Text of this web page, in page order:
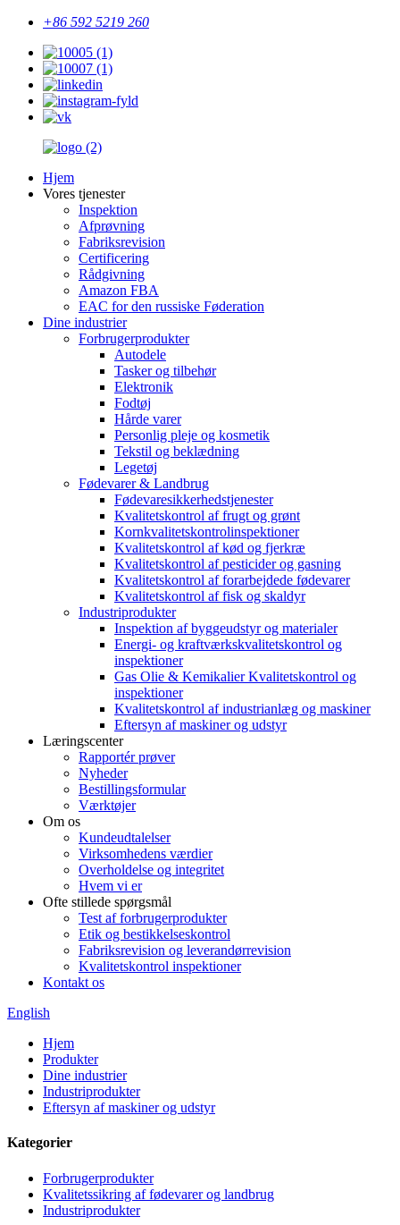
+86 592 5219 260
Hjem
Vores tjenester
Inspektion
Afprøvning
Fabriksrevision
Certificering
Rådgivning
Amazon FBA
EAC for den russiske Føderation
Dine industrier
Forbrugerprodukter
Autodele
Tasker og tilbehør
Elektronik
Fodtøj
Hårde varer
Personlig pleje og kosmetik
Tekstil og beklædning
Legetøj
Fødevarer & Landbrug
Fødevaresikkerhedstjenester
Kvalitetskontrol af frugt og grønt
Kornkvalitetskontrolinspektioner
Kvalitetskontrol af kød og fjerkræ
Kvalitetskontrol af pesticider og gasning
Kvalitetskontrol af forarbejdede fødevarer
Kvalitetskontrol af fisk og skaldyr
Industriprodukter
Inspektion af byggeudstyr og materialer
Energi- og kraftværkskvalitetskontrol og
inspektioner
Gas Olie & Kemikalier Kvalitetskontrol og
inspektioner
Kvalitetskontrol af industrianlæg og maskiner
Eftersyn af maskiner og udstyr
Læringscenter
Rapportér prøver
Nyheder
Bestillingsformular
Værktøjer
Om os
Kundeudtalelser
Virksomhedens værdier
Overholdelse og integritet
Hvem vi er
Ofte stillede spørgsmål
Test af forbrugerprodukter
Etik og bestikkelseskontrol
Fabriksrevision og leverandørrevision
Kvalitetskontrol inspektioner
Kontakt os
English
Hjem
Produkter
Dine industrier
Industriprodukter
Eftersyn af maskiner og udstyr
Kategorier
Forbrugerprodukter
Kvalitetssikring af fødevarer og landbrug
Industriprodukter